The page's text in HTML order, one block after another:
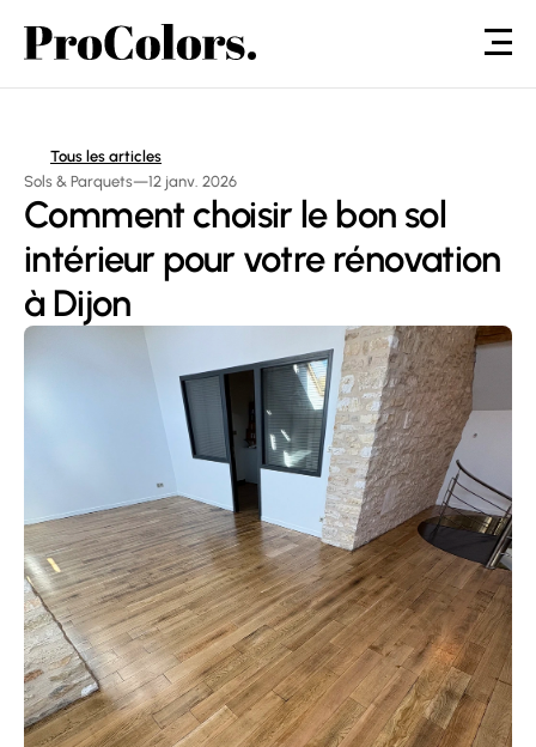
Tous les articles
Sols & Parquets—12 janv. 2026
Comment choisir le bon sol
intérieur pour votre rénovation
à Dijon